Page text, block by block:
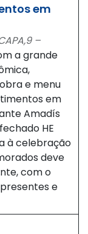
em
–
a grande
e menu
em
Amadís
HE
à celebração
deve
com o
e